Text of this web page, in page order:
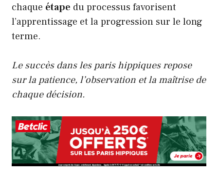
chaque étape du processus favorisent
l’apprentissage et la progression sur le long
terme.
Le succès dans les paris hippiques repose
sur la patience, l’observation et la maîtrise de
chaque décision.